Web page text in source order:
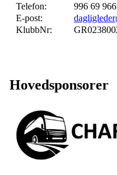
Telefon:
996 69 966
E-post:
KlubbNr:
Hovedsponsorer